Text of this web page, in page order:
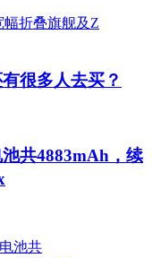
很多人去买？
共4883mAh，续